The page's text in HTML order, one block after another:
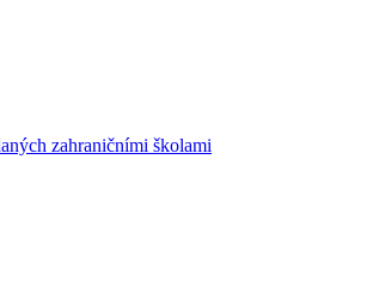
zahraničními školami